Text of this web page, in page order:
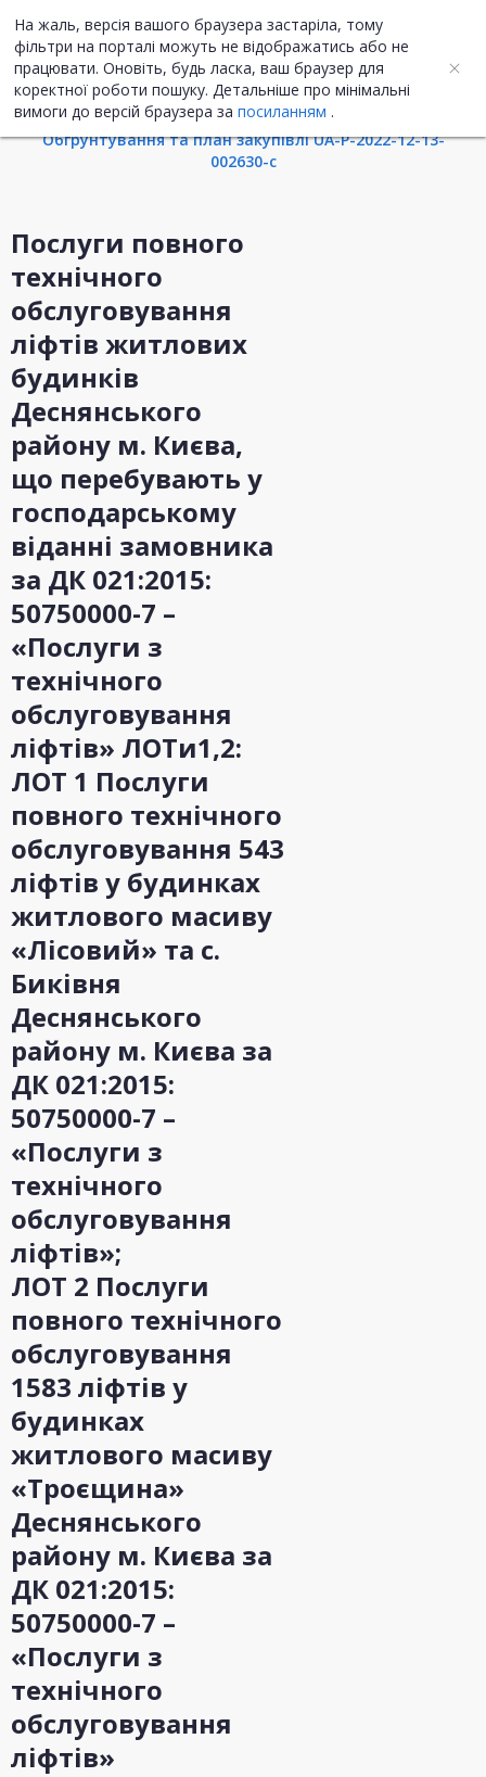
На жаль, версія вашого браузера застаріла, тому
фільтри на порталі можуть не відображатись або не
працювати. Оновіть, будь ласка, ваш браузер для
коректної роботи пошуку. Детальніше про мінімальні
вимоги до версій браузера за посиланням .
UA ENG
Інформація про закупівлю
Обгрунтування та план закупівлі UA-P-2022-12-13-
002630-c
Послуги повного
технічного
обслуговування
ліфтів житлових
будинків
Деснянського
району м. Києва,
що перебувають у
господарському
віданні замовника
за ДК 021:2015:
50750000-7 –
«Послуги з
технічного
обслуговування
ліфтів» ЛОТи1,2:
ЛОТ 1 Послуги
повного технічного
обслуговування 543
ліфтів у будинках
житлового масиву
«Лісовий» та с.
Биківня
Деснянського
району м. Києва за
ДК 021:2015:
50750000-7 –
«Послуги з
технічного
обслуговування
ліфтів»;
ЛОТ 2 Послуги
повного технічного
обслуговування
1583 ліфтів у
будинках
житлового масиву
«Троєщина»
Деснянського
району м. Києва за
ДК 021:2015:
50750000-7 –
«Послуги з
технічного
обслуговування
ліфтів»